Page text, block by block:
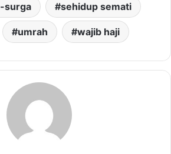
surga sehidup semati
umrah wajib haji